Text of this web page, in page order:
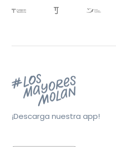
¡Descarga nuestra app!